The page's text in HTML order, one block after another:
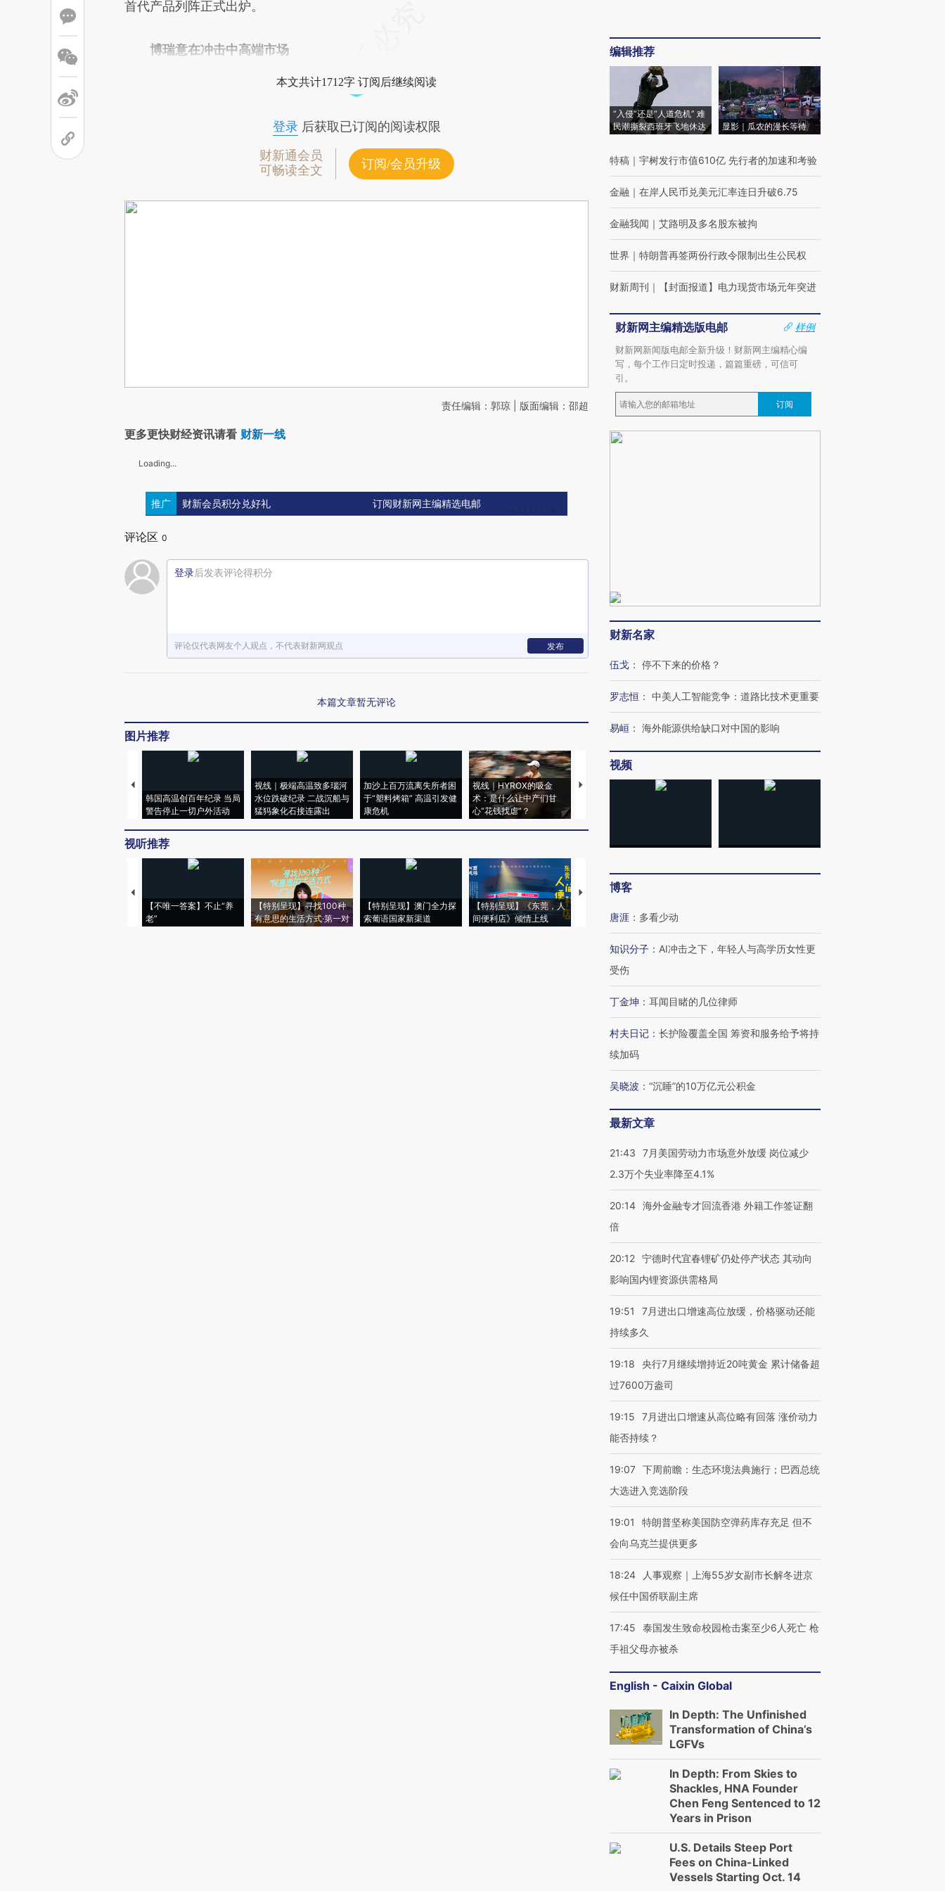
首代产品列阵正式出炉。
博瑞意在冲击中高端市场
本文共计1712字 订阅后继续阅读
登录后获取已订阅的阅读权限
财新通会员
可畅读全文
订阅/会员升级
责任编辑：郭琼 | 版面编辑：邵超
更多更快财经资讯请看 财新一线
Loading...
推广 财新会员积分兑好礼 订阅财新网主编精选电邮
评论区 0
登录后发表评论得积分
评论仅代表网友个人观点，不代表财新网观点 发布
本篇文章暂无评论
图片推荐
韩国高温创百年纪录 当局
警告停止一切户外活动
视线｜极端高温致多瑙河
水位跌破纪录 二战沉船与
猛犸象化石接连露出
加沙上百万流离失所者困
于“塑料烤箱” 高温引发健
康危机
视线｜HYROX的吸金
术：是什么让中产们甘
心“花钱找虐”？
马航飞行员跨国走私7万
视线｜被称为“蟑螂”的印
视听推荐
【不唯一答案】不止“养
老”
【特别呈现】寻找100种
有意思的生活方式·第一对
【特别呈现】澳门全力探
索葡语国家新渠道
【特别呈现】《东莞，人
间便利店》倾情上线
【推广】走进第四届链博
编辑推荐
“入侵”还是“人道危机” 难
民潮撕裂西班牙飞地休达
显影｜瓜农的漫长等待
特稿 ｜ 宇树发行市值610亿 先行者的加速和考验
金融 ｜ 在岸人民币兑美元汇率连日升破6.75
金融我闻 ｜ 艾路明及多名股东被拘
世界 ｜ 特朗普再签两份行政令限制出生公民权
财新周刊 ｜ 【封面报道】电力现货市场元年突进
财新网主编精选版电邮
样例
财新网新闻版电邮全新升级！财新网主编精心编
写，每个工作日定时投递，篇篇重磅，可信可
引。
订阅
财新名家
伍戈 ： 停不下来的价格？
罗志恒 ： 中美人工智能竞争：道路比技术更重要
易峘 ： 海外能源供给缺口对中国的影响
视频
博客
唐涯 ： 多看少动
知识分子 ： AI冲击之下，年轻人与高学历女性更
受伤
丁金坤 ： 耳闻目睹的几位律师
村夫日记 ： 长护险覆盖全国 筹资和服务给予将持
续加码
吴晓波 ： “沉睡”的10万亿元公积金
最新文章
21:43
7月美国劳动力市场意外放缓 岗位减少
2.3万个失业率降至4.1%
20:14 海外金融专才回流香港 外籍工作签证翻
倍
20:12 宁德时代宜春锂矿仍处停产状态 其动向
影响国内锂资源供需格局
19:51
7月进出口增速高位放缓，价格驱动还能
持续多久
19:18
央行7月继续增持近20吨黄金 累计储备超
过7600万盎司
19:15
7月进出口增速从高位略有回落 涨价动力
能否持续？
19:07 下周前瞻：生态环境法典施行；巴西总统
大选进入竞选阶段
19:01
特朗普坚称美国防空弹药库存充足 但不
会向乌克兰提供更多
18:24
人事观察｜上海55岁女副市长解冬进京
候任中国侨联副主席
17:45
泰国发生致命校园枪击案至少6人死亡 枪
手祖父母亦被杀
English - Caixin Global
In Depth: The Unfinished
Transformation of China’s
LGFVs
In Depth: From Skies to
Shackles, HNA Founder
Chen Feng Sentenced to 12
Years in Prison
U.S. Details Steep Port
Fees on China-Linked
Vessels Starting Oct. 14